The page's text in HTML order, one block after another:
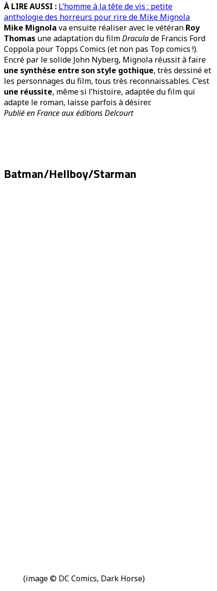
À LIRE AUSSI : L’homme à la tête de vis : petite
anthologie des horreurs pour rire de Mike Mignola
Mike Mignola va ensuite réaliser avec le vétéran Roy
Thomas une adaptation du filmDraculade Francis Ford
Coppola pour Topps Comics (et non pas Top comics !).
Encré par le solide John Nyberg, Mignola réussit à faire
une synthèse entre son style gothique, très dessiné et
les personnages du film, tous très reconnaissables. C’est
une réussite, même si l’histoire, adaptée du film qui
adapte le roman, laisse parfois à désirer.
Publié en France aux éditions Delcourt
Batman/Hellboy/Starman
(image © DC Comics, Dark Horse)